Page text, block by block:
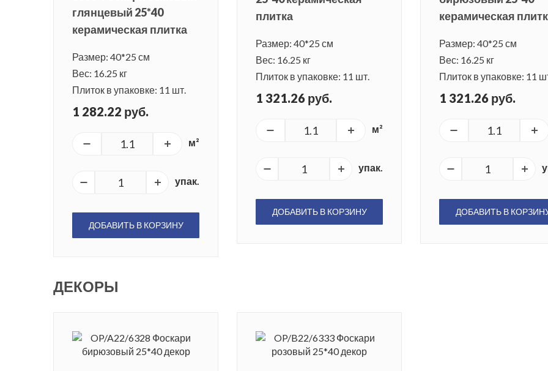
глянцевый 25*40
керамическая плитка
Размер: 40*25 см
Вес: 16.25 кг
Плиток в упаковке: 11 шт.
1 282.22 руб.
м²
упак.
ДОБАВИТЬ В КОРЗИНУ
плитка
Размер: 40*25 см
Вес: 16.25 кг
Плиток в упаковке: 11 шт.
1 321.26 руб.
м²
упак.
ДОБАВИТЬ В КОРЗИНУ
керамическая
Размер: 40*25 см
Вес: 16.25 кг
Плиток в упаковке: 11
1 321.26 руб.
ДОБАВИТЬ В
ДЕКОРЫ